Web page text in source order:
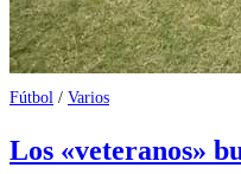
Fútbol / Varios
Los «veteranos»